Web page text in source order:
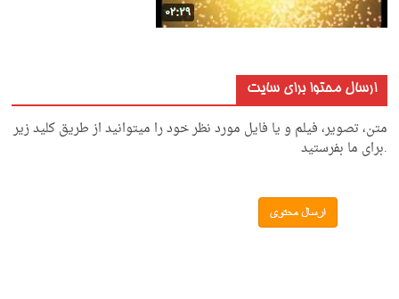
ارسال محتوا برای سایت
متن، تصویر، فیلم و یا فایل مورد نظر خود را میتوانید از طریق کلید زیر
.برای ما بفرستید